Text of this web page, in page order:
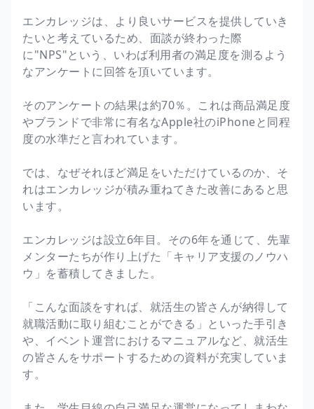
エンカレッジは、より良いサービスを提供していき
たいと考えているため、面談が終わった際
に"NPS"という、いわば利用者の満足度を測るよう
なアンケートに回答を頂いています。
そのアンケートの結果は約70％。これは商品満足度
やブランドで非常に有名なApple社のiPhoneと同程
度の水準だと言われています。
では、なぜそれほど満足をいただけているのか、そ
れはエンカレッジが積み重ねてきた改善にあると思
います。
エンカレッジは設立6年目。その6年を通じて、先輩
メンターたちが作り上げた「キャリア支援のノウハ
ウ」を蓄積してきました。
「こんな面談をすれば、就活生の皆さんが納得して
就職活動に取り組むことができる」といった手引き
や、イベント運営におけるマニュアルなど、就活生
の皆さんをサポートするための資料が充実していま
す。